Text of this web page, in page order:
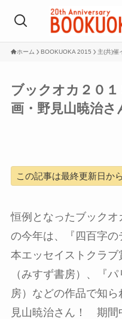
ホーム BOOKUOKA 2015 主(共)催
ブックオカ２０
画・野見山暁治さ
この記事は最終更新日か
恒例となったブックオ
の今年は、『四百字
本エッセイストクラブ
（みすず書房）、『
房）などの作品で知
見山暁治さん！ 期間